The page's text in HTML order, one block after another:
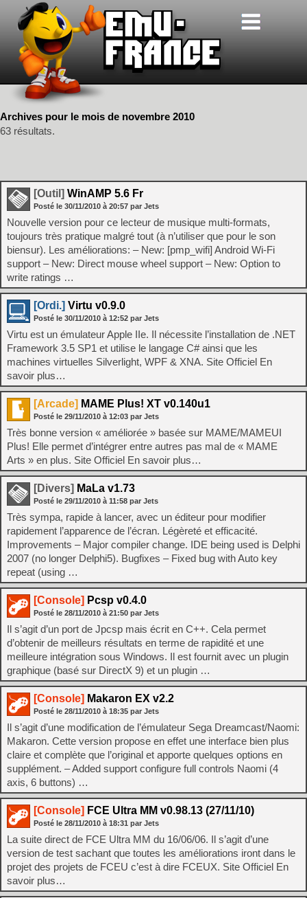
Archives pour le mois de novembre 2010
63 résultats.
[Outil] WinAMP 5.6 Fr
Posté le 30/11/2010 à 20:57 par Jets
Nouvelle version pour ce lecteur de musique multi-formats,
toujours très pratique malgré tout (à n’utiliser que pour le son
biensur). Les améliorations: – New: [pmp_wifi] Android Wi-Fi
support – New: Direct mouse wheel support – New: Option to
write ratings …
[Ordi.] Virtu v0.9.0
Posté le 30/11/2010 à 12:52 par Jets
Virtu est un émulateur Apple IIe. Il nécessite l’installation de .NET
Framework 3.5 SP1 et utilise le langage C# ainsi que les
machines virtuelles Silverlight, WPF & XNA. Site Officiel En
savoir plus…
[Arcade] MAME Plus! XT v0.140u1
Posté le 29/11/2010 à 12:03 par Jets
Très bonne version « améliorée » basée sur MAME/MAMEUI
Plus! Elle permet d’intégrer entre autres pas mal de « MAME
Arts » en plus. Site Officiel En savoir plus…
[Divers] MaLa v1.73
Posté le 29/11/2010 à 11:58 par Jets
Très sympa, rapide à lancer, avec un éditeur pour modifier
rapidement l’apparence de l’écran. Légèreté et efficacité.
Improvements – Major compiler change. IDE being used is Delphi
2007 (no longer Delphi5). Bugfixes – Fixed bug with Auto key
repeat (using …
[Console] Pcsp v0.4.0
Posté le 28/11/2010 à 21:50 par Jets
Il s’agit d’un port de Jpcsp mais écrit en C++. Cela permet
d’obtenir de meilleurs résultats en terme de rapidité et une
meilleure intégration sous Windows. Il est fournit avec un plugin
graphique (basé sur DirectX 9) et un plugin …
[Console] Makaron EX v2.2
Posté le 28/11/2010 à 18:35 par Jets
Il s’agit d’une modification de l’émulateur Sega Dreamcast/Naomi:
Makaron. Cette version propose en effet une interface bien plus
claire et complète que l’original et apporte quelques options en
supplément. – Added support configure full controls Naomi (4
axis, 6 buttons) …
[Console] FCE Ultra MM v0.98.13 (27/11/10)
Posté le 28/11/2010 à 18:31 par Jets
La suite direct de FCE Ultra MM du 16/06/06. Il s’agit d’une
version de test sachant que toutes les améliorations iront dans le
projet des projets de FCEU c’est à dire FCEUX. Site Officiel En
savoir plus…